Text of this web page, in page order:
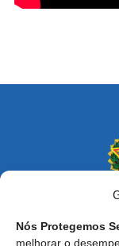
Nós Protegemos
melhorar o
Endereço: SCS,